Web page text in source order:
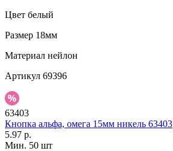
Цвет белый
Размер 18мм
Материал нейлон
Артикул 69396
63403
Кнопка альфа, омега 15мм никель 63403
5.97 р.
Мин. 50 шт